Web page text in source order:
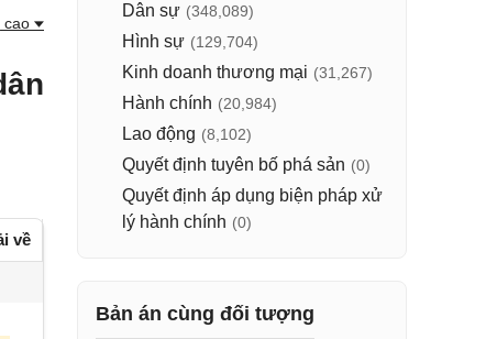
cao
về
Dân sự (348,089)
Hình sự (129,704)
Kinh doanh thương mại (31,267)
Hành chính (20,984)
Lao động (8,102)
Quyết định tuyên bố phá sản (0)
Quyết định áp dụng biện pháp xử
lý hành chính (0)
Bản án cùng đối tượng